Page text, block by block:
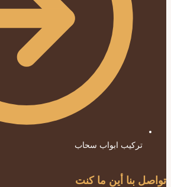
تركيب ابواب سحاب
تواصل بنا أين ما كنت